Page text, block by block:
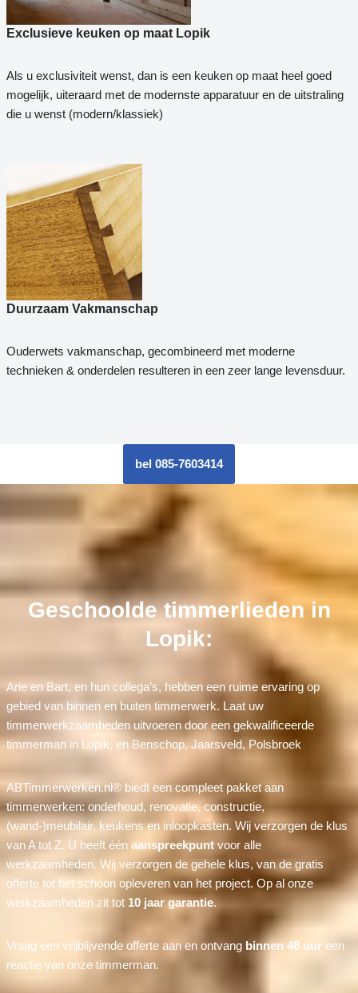
Exclusieve keuken op maat Lopik
Als u exclusiviteit wenst, dan is een keuken op maat heel goed
mogelijk, uiteraard met de modernste apparatuur en de uitstraling
die u wenst (modern/klassiek)
Duurzaam Vakmanschap
Ouderwets vakmanschap, gecombineerd met moderne
technieken & onderdelen resulteren in een zeer lange levensduur.
bel 085-7603414
Geschoolde timmerlieden in
Lopik:
Arie en Bart, en hun collega’s, hebben een ruime ervaring op
gebied van binnen en buiten timmerwerk. Laat uw
timmerwerkzaamheden uitvoeren door een gekwalificeerde
timmerman in Lopik, en Benschop, Jaarsveld, Polsbroek
ABTimmerwerken.nl® biedt een compleet pakket aan
timmerwerken: onderhoud, renovatie, constructie,
(wand-)meubilair, keukens en inloopkasten. Wij verzorgen de klus
van A tot Z. U heeft één aanspreekpuntvoor alle
werkzaamheden. Wij verzorgen de gehele klus, van de gratis
offerte tot het schoon opleveren van het project. Op al onze
werkzaamheden zit tot 10 jaar garantie.
Vraag een vrijblijvende offerte aan en ontvang binnen 48 uureen
reactie van onze timmerman.